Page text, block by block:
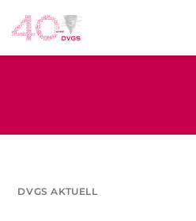
DVGS AKTUELL